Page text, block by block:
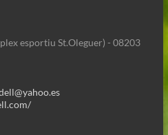
esportiu St.Oleguer) - 08203